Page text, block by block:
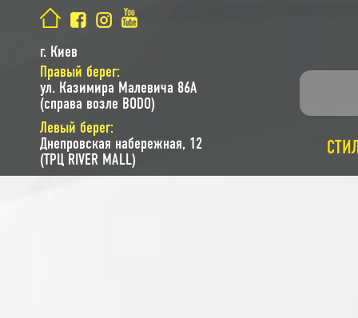
г. Киев
Правый берег:
ул. Казимира Малевича 86A
(справа возле BODO)
Левый берег:
Днепровская набережная, 12
(ТРЦ RIVER MALL)